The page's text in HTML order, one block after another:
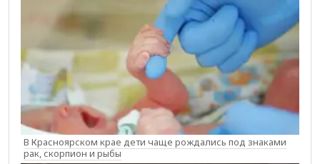
В Красноярском крае дети чаще рождались под знаками
рак, скорпион и рыбы